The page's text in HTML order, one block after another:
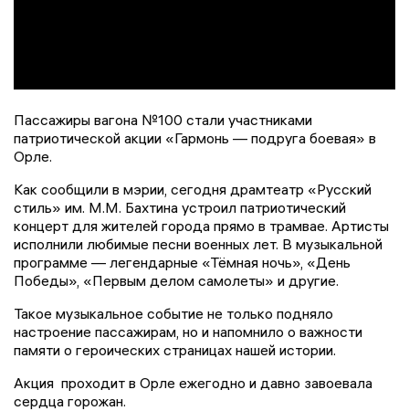
Пассажиры вагона №100 стали участниками
патриотической акции «Гармонь — подруга боевая» в
Орле.
Как сообщили в мэрии, сегодня драмтеатр «Русский
стиль» им. М.М. Бахтина устроил патриотический
концерт для жителей города прямо в трамвае. Артисты
исполнили любимые песни военных лет. В музыкальной
программе — легендарные «Тёмная ночь», «День
Победы», «Первым делом самолеты» и другие.
Такое музыкальное событие не только подняло
настроение пассажирам, но и напомнило о важности
памяти о героических страницах нашей истории.
Акция проходит в Орле ежегодно и давно завоевала
сердца горожан.